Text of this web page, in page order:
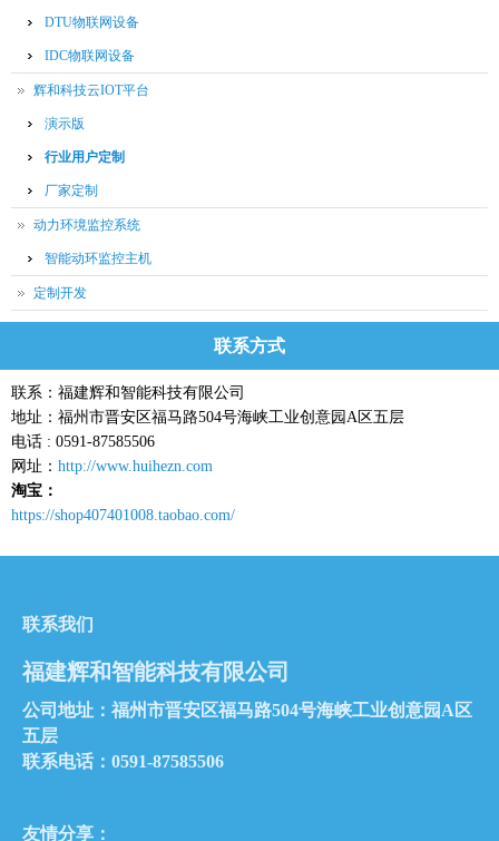
DTU物联网设备
IDC物联网设备
辉和科技云IOT平台
演示版
行业用户定制
厂家定制
动力环境监控系统
智能动环监控主机
定制开发
联系方式
联系：福建辉和智能科技有限公司
地址：福州市晋安区福马路504号海峡工业创意园A区五层
电话 : 0591-87585506
网址： http://www.huihezn.com
淘宝：
https://shop407401008.taobao.com/
联系我们
福建辉和智能科技有限公司
公司地址：福州市晋安区福马路504号海峡工业创意园A区
五层
联系电话：0591-87585506
友情分享：